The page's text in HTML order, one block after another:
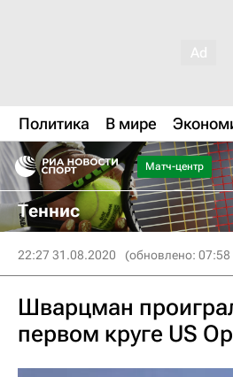
Политика В мире
Матч-центр
Теннис
22:27 31.08.2020 (обновлено:
Шварцман
первом круге US